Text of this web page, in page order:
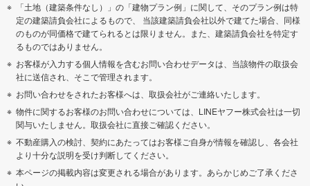
「土地（建築条件なし）」の「建物プラン例」に関して、そのプラン例は特
定の建築請負会社によるもので、 当該建築請負会社以外で建てた場合、同様
のものが同価格で建てられるとは限りません。また、建築請負会社を特定す
るものではありません。
お客様が入力する個人情報を含むお問い合わせデータは、当該物件の取扱会
社に送信され、そこで管理されます。
お問い合わせをされたお客様へは、取扱会社がご連絡いたします。
物件に関するお客様のお問い合わせについては、LINEヤフー株式会社は一切
関与いたしません。取扱会社に直接ご確認ください。
不動産購入の検討、契約にあたってはお客様ご自身が情報を確認し、各会社
より十分な説明を受け判断してください。
本ページの掲載内容は変更される場合があります。あらかじめご了承くださ